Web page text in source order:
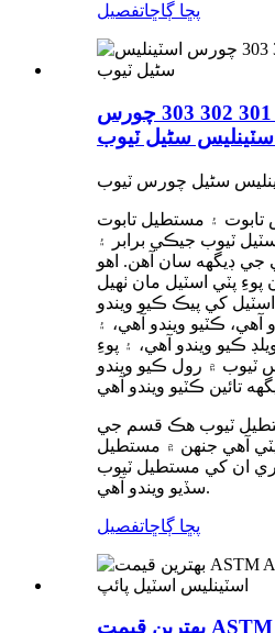
پڇا ڳاڇاتفصيل
فيڪٽري قيمت 301 302 303 چورس
اسٽينلیس سٹیل ٽيوب
سٹیل چورس ٽيوب
۽ مستطيل تابوت
ٽيوب جيڪي برابر ۽
ڊيگهه سان آهن. اهو
پٽي اسٽيل مان ٺهيل
کي پيڪ ڪيو ويندو
آهي، ڪٽيو ويندو آهي، ۽
ڪيو ويندو آهي، ۽ پوءِ
۾ رول ڪيو ويندو
ٽيوب هڪ قسم جي
آهي جنهن ۾ مستطيل
ان کي مستطيل ٽيوب
سڏيو ويندو آهي.
پڇا ڳاڇاتفصيل
بهترين قيمت ASTM A312 304 304L